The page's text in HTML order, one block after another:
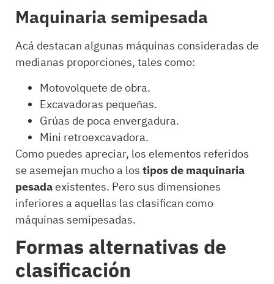
Maquinaria semipesada
Acá destacan algunas máquinas consideradas de
medianas proporciones, tales como:
Motovolquete de obra.
Excavadoras pequeñas.
Grúas de poca envergadura.
Mini retroexcavadora.
Como puedes apreciar, los elementos referidos
se asemejan mucho a lostipos de maquinaria
pesadaexistentes. Pero sus dimensiones
inferiores a aquellas las clasifican como
máquinas semipesadas.
Formas alternativas de
clasificación